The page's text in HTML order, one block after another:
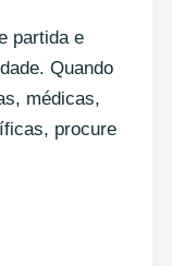
partida e
Quando
médicas,
procure